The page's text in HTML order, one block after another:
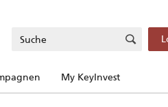
My KeyInvest